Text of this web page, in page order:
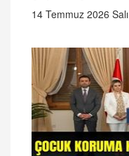
14 Temmuz 2026 Salı